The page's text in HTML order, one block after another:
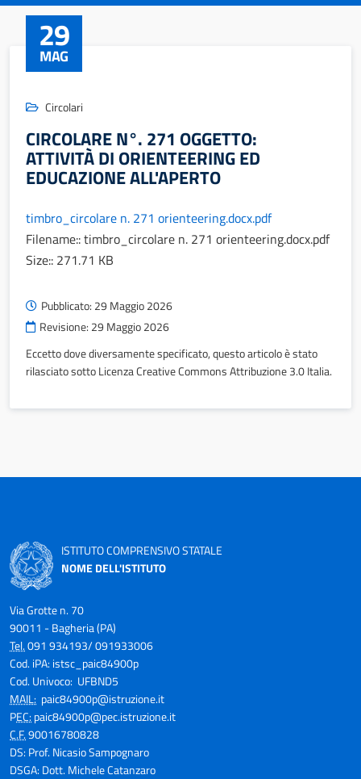
29
MAG
Circolari
CIRCOLARE N°. 271 OGGETTO:
ATTIVITÀ DI ORIENTEERING ED
EDUCAZIONE ALL'APERTO
timbro_circolare n. 271 orienteering.docx.pdf
Filename:: timbro_circolare n. 271 orienteering.docx.pdf
Size:: 271.71 KB
Pubblicato: 29 Maggio 2026
Revisione: 29 Maggio 2026
Eccetto dove diversamente specificato, questo articolo è stato
rilasciato sotto Licenza Creative Commons Attribuzione 3.0 Italia.
ISTITUTO COMPRENSIVO STATALE
NOME DELL'ISTITUTO
Via Grotte n. 70
90011 - Bagheria (PA)
Tel.091 934193/ 091933006
Cod. iPA: istsc_paic84900p
Cod. Univoco: UFBND5
MAIL: paic84900p@istruzione.it
PEC:paic84900p@pec.istruzione.it
C.F.90016780828
DS: Prof. Nicasio Sampognaro
DSGA: Dott. Michele Catanzaro